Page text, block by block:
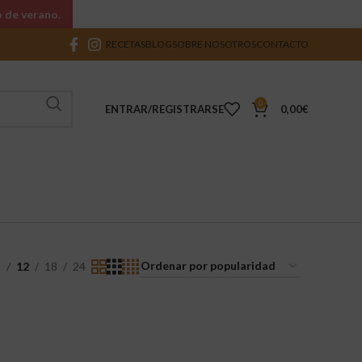
RECETASBLOGSOBRE NOSOTROSCONTACTO
ENTRAR/REGISTRARSE 0 0,00€
12 18 24
verano.